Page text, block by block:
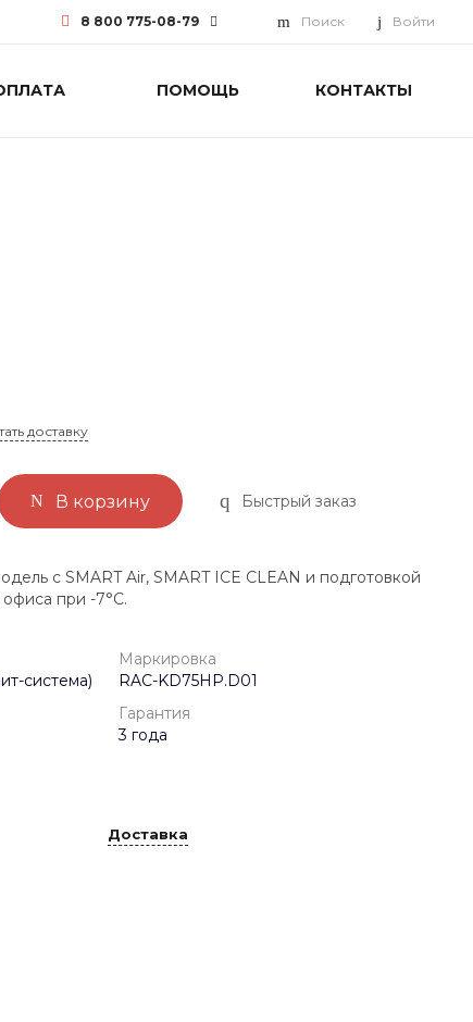
8 800 775-08-79 Поиск Войти
ПОМОЩЬ КОНТАКТЫ
доставку
В корзину Быстрый заказ
с SMART Air, SMART ICE CLEAN и подготовкой
при -7°C.
система)
Маркировка
RAC-KD75HP.D01
Гарантия
3 года
Доставка